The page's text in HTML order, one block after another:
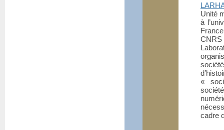
Unité
à
société
«
cadre